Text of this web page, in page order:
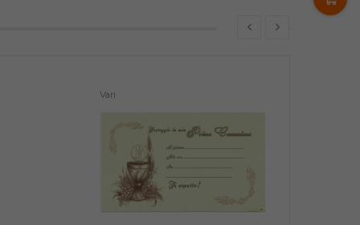
Vari